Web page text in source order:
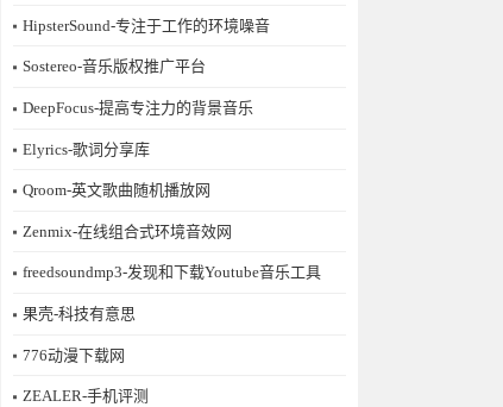
HipsterSound-专注于工作的环境噪音
Sostereo-音乐版权推广平台
DeepFocus-提高专注力的背景音乐
Elyrics-歌词分享库
Qroom-英文歌曲随机播放网
Zenmix-在线组合式环境音效网
freedsoundmp3-发现和下载Youtube音乐工具
果壳-科技有意思
776动漫下载网
ZEALER-手机评测